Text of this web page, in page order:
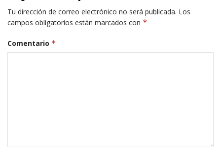
Tu dirección de correo electrónico no será publicada. Los
campos obligatorios están marcados con *
Comentario *